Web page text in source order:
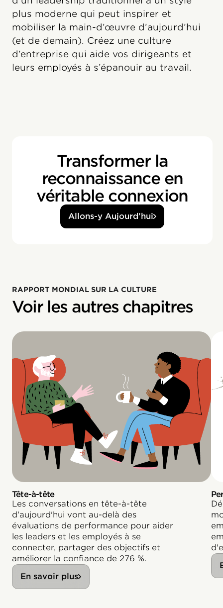
plus moderne qui peut inspirer et
mobiliser la main-d’œuvre d’aujourd’hui
(et de demain). Créez une culture
d’entreprise qui aide vos dirigeants et
leurs employés à s’épanouir au travail.
Transformer la
reconnaissance en
véritable connexion
Allons-y Aujourd’hui
RAPPORT MONDIAL SUR LA CULTURE
Voir les autres chapitres
Tête-à-tête
Les conversations en tête-à-tête
d'aujourd'hui vont au-delà des
évaluations de performance pour aider
les leaders et les employés à se
connecter, partager des objectifs et
améliorer la confiance de 276 %.
En savoir plus